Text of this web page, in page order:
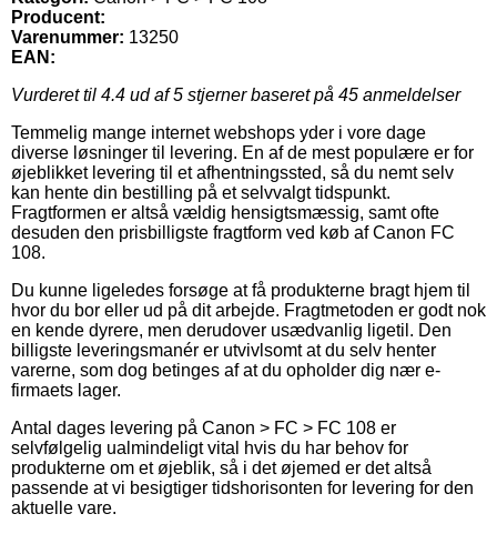
Producent:
Varenummer: 13250
EAN:
Vurderet til 4.4 ud af 5 stjerner baseret på 45 anmeldelser
Temmelig mange internet webshops yder i vore dage
diverse løsninger til levering. En af de mest populære er for
øjeblikket levering til et afhentningssted, så du nemt selv
kan hente din bestilling på et selvvalgt tidspunkt.
Fragtformen er altså vældig hensigtsmæssig, samt ofte
desuden den prisbilligste fragtform ved køb af Canon FC
108.
Du kunne ligeledes forsøge at få produkterne bragt hjem til
hvor du bor eller ud på dit arbejde. Fragtmetoden er godt nok
en kende dyrere, men derudover usædvanlig ligetil. Den
billigste leveringsmanér er utvivlsomt at du selv henter
varerne, som dog betinges af at du opholder dig nær e-
firmaets lager.
Antal dages levering på Canon > FC > FC 108 er
selvfølgelig ualmindeligt vital hvis du har behov for
produkterne om et øjeblik, så i det øjemed er det altså
passende at vi besigtiger tidshorisonten for levering for den
aktuelle vare.